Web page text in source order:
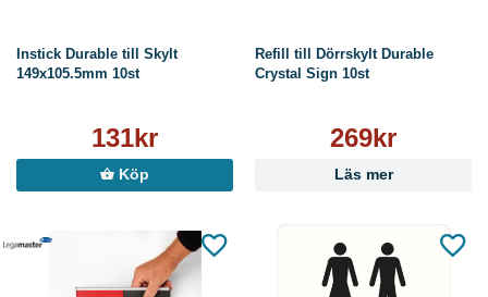
Instick Durable till Skylt
149x105.5mm 10st
131kr
Köp
Refill till Dörrskylt Durable
Crystal Sign 10st
269kr
Läs mer